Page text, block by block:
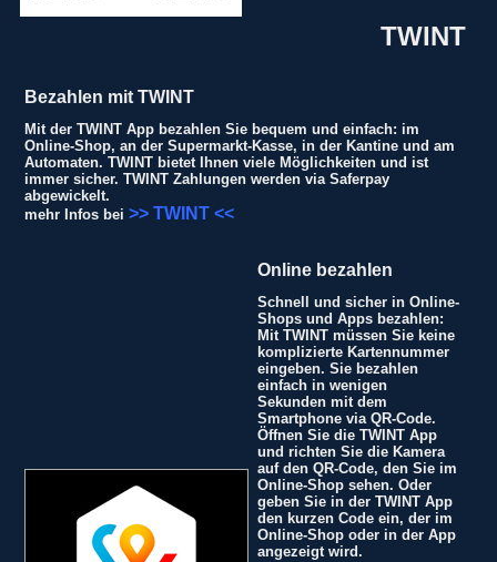
TWINT
Bezahlen mit TWINT
Mit der TWINT App bezahlen Sie bequem und einfach: im
Online-Shop, an der Supermarkt-Kasse, in der Kantine und am
Automaten. TWINT bietet Ihnen viele Möglichkeiten und ist
immer sicher. TWINT Zahlungen werden via Saferpay
abgewickelt.
mehr Infos bei >> TWINT <<
Online bezahlen
Schnell und sicher in Online-
Shops und Apps bezahlen:
Mit TWINT müssen Sie keine
komplizierte Kartennummer
eingeben. Sie bezahlen
einfach in wenigen
Sekunden mit dem
Smartphone via QR-Code.
Öffnen Sie die TWINT App
und richten Sie die Kamera
auf den QR-Code, den Sie im
Online-Shop sehen. Oder
geben Sie in der TWINT App
den kurzen Code ein, der im
Online-Shop oder in der App
angezeigt wird.